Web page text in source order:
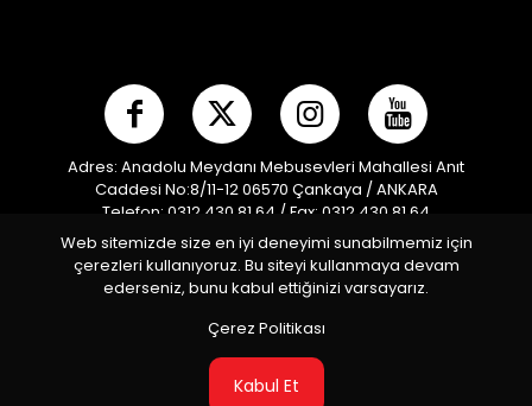
Adres: Anadolu Meydanı Mebusevleri Mahallesi Anıt
Caddesi No:8/11-12 06570 Çankaya / ANKARA
Telefon: 0312 430 81 64 / Fax: 0312 430 81 64
E-posta:info@mpf.org.tr/ Kep Adresi:
modernpentatlonfederasyonu@hs01.kep.tr
Türkiye Modern Pentatlon Federasyonu © 2026 Tüm
Hakları Saklıdır
Web sitemizde size en iyi deneyimi sunabilmemiz için
çerezleri kullanıyoruz. Bu siteyi kullanmaya devam
ederseniz, bunu kabul ettiğinizi varsayarız.
Çerez Politikası
Kabul Et